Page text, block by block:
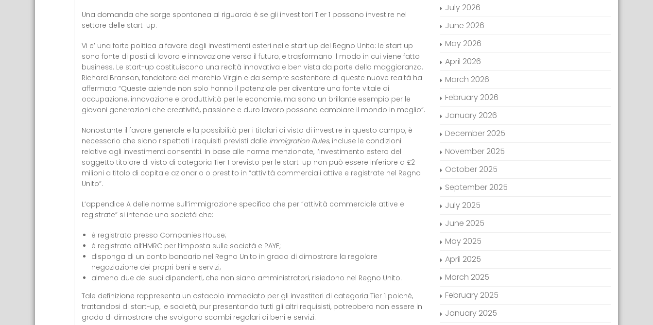
Una domanda che sorge spontanea al riguardo è se gli investitori Tier 1 possano investire nel
settore delle start-up.
Vi e’ una forte politica a favore degli investimenti esteri nelle start up del Regno Unito: le start up
sono fonte di posti di lavoro e innovazione verso il futuro, e trasformano il modo in cui viene fatto
business. Le start-up costituiscono una realtà innovativa e ben vista da parte della maggioranza.
Richard Branson, fondatore del marchio Virgin e da sempre sostenitore di queste nuove realtà ha
affermato “Queste aziende non solo hanno il potenziale per diventare una fonte vitale di
occupazione, innovazione e produttività per le economie, ma sono un brillante esempio per le
giovani generazioni che creatività, passione e duro lavoro possono cambiare il mondo in meglio”.
Nonostante il favore generale e la possibilità per i titolari di visto di investire in questo campo, è
necessario che siano rispettati i requisiti previsti dalle Immigration Rules, incluse le condizioni
relative agli investimenti consentiti. In base alle norme menzionate, l’investimento estero del
soggetto titolare di visto di categoria Tier 1 previsto per le start-up non può essere inferiore a £2
milioni a titolo di capitale azionario o prestito in “attività commerciali attive e registrate nel Regno
Unito”.
L’appendice A delle norme sull’immigrazione specifica che per “attività commerciale attive e
registrate” si intende una società che:
è registrata presso Companies House;
è registrata all’HMRC per l’imposta sulle società e PAYE;
disponga di un conto bancario nel Regno Unito in grado di dimostrare la regolare
negoziazione dei propri beni e servizi;
almeno due dei suoi dipendenti, che non siano amministratori, risiedono nel Regno Unito.
Tale definizione rappresenta un ostacolo immediato per gli investitori di categoria Tier 1 poiché,
trattandosi di start-up, le società, pur presentando tutti gli altri requisisti, potrebbero non essere in
grado di dimostrare che svolgono scambi regolari di beni e servizi.
July 2026
June 2026
May 2026
April 2026
March 2026
February 2026
January 2026
December 2025
November 2025
October 2025
September 2025
July 2025
June 2025
May 2025
April 2025
March 2025
February 2025
January 2025